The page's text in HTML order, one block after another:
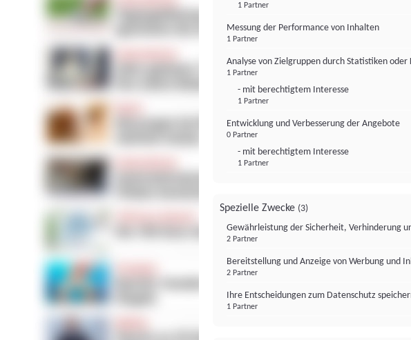
1 Partner
Messung der Performance von Inhalten
1 Partner
Analyse von Zielgruppen durch Statistiken
1 Partner
- mit berechtigtem Interesse
1 Partner
Entwicklung und Verbesserung der Angebote
0 Partner
- mit berechtigtem Interesse
1 Partner
Spezielle Zwecke (3)
Gewährleistung der Sicherheit, Verhinderung
2 Partner
Bereitstellung und Anzeige von Werbung und
2 Partner
Ihre Entscheidungen zum Datenschutz
1 Partner